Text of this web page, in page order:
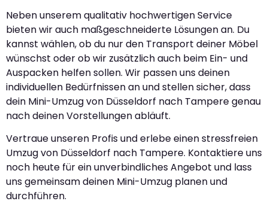
Neben unserem qualitativ hochwertigen Service
bieten wir auch maßgeschneiderte Lösungen an. Du
kannst wählen, ob du nur den Transport deiner Möbel
wünschst oder ob wir zusätzlich auch beim Ein- und
Auspacken helfen sollen. Wir passen uns deinen
individuellen Bedürfnissen an und stellen sicher, dass
dein Mini-Umzug von Düsseldorf nach Tampere genau
nach deinen Vorstellungen abläuft.
Vertraue unseren Profis und erlebe einen stressfreien
Umzug von Düsseldorf nach Tampere. Kontaktiere uns
noch heute für ein unverbindliches Angebot und lass
uns gemeinsam deinen Mini-Umzug planen und
durchführen.